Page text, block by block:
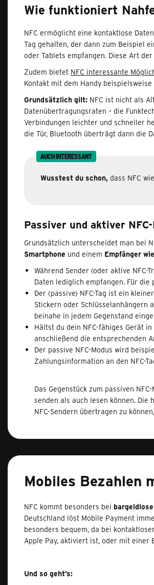
Wie funktioniert
NFC ermöglicht eine kontaktlose
Tag gehalten, der dann zum Beispiel
oder Tablets empfangen. Diese Art
Zudem bietet NFC interessante
Kontakt mit dem Handy
Grundsätzlich gilt: NFC ist nicht als
Datenübertragungsraten – die
Verbindungen leichter und schneller
die Tür, Bluetooth überträgt dann die
AUCH INTERESSANT
Wusstest du schon, dass NFC
Passiver und aktiver
Grundsätzlich unterscheidet man bei
Smartphone und einem Empfänger
Während Sender (oder aktive
Daten lediglich empfangen. Für
Der (passive) NFC-Tag ist ein
Stickern oder Schlüsselanhängern
beinahe in jedem Gegenstand
Hältst du dein NFC-fähiges Gerät
anschließend die entsprechenden
Der passive NFC-Modus wird
Zahlungsinformation an den NFC-
Das Gegenstück zum passiven
senden als auch lesen können.
NFC-Sendern übertragen zu
Mobiles Bezahlen
NFC kommt besonders bei
Deutschland löst Mobile Payment
besonders bequem, da bei
Apple Pay, aktiviert ist, oder mit einer
Und so geht’s: